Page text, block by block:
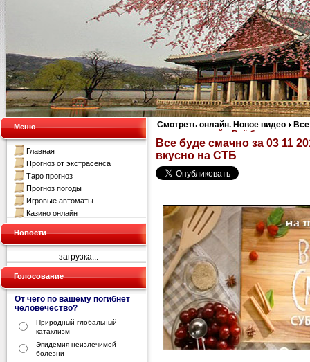
Меню
Главная
Прогноз от экстрасенса
Таро прогноз
Прогноз погоды
Игровые автоматы
Казино онлайн
Новости
загрузка...
Голосование
От чего по вашему погибнет
человечество?
Природный глобальный
катаклизм
Эпидемия неизлечимой
болезни
Смотреть онлайн. Новое видео
смотреть онлайн. Всё будет вкусно
Все буде смачно за 03 11
вкусно на СТБ